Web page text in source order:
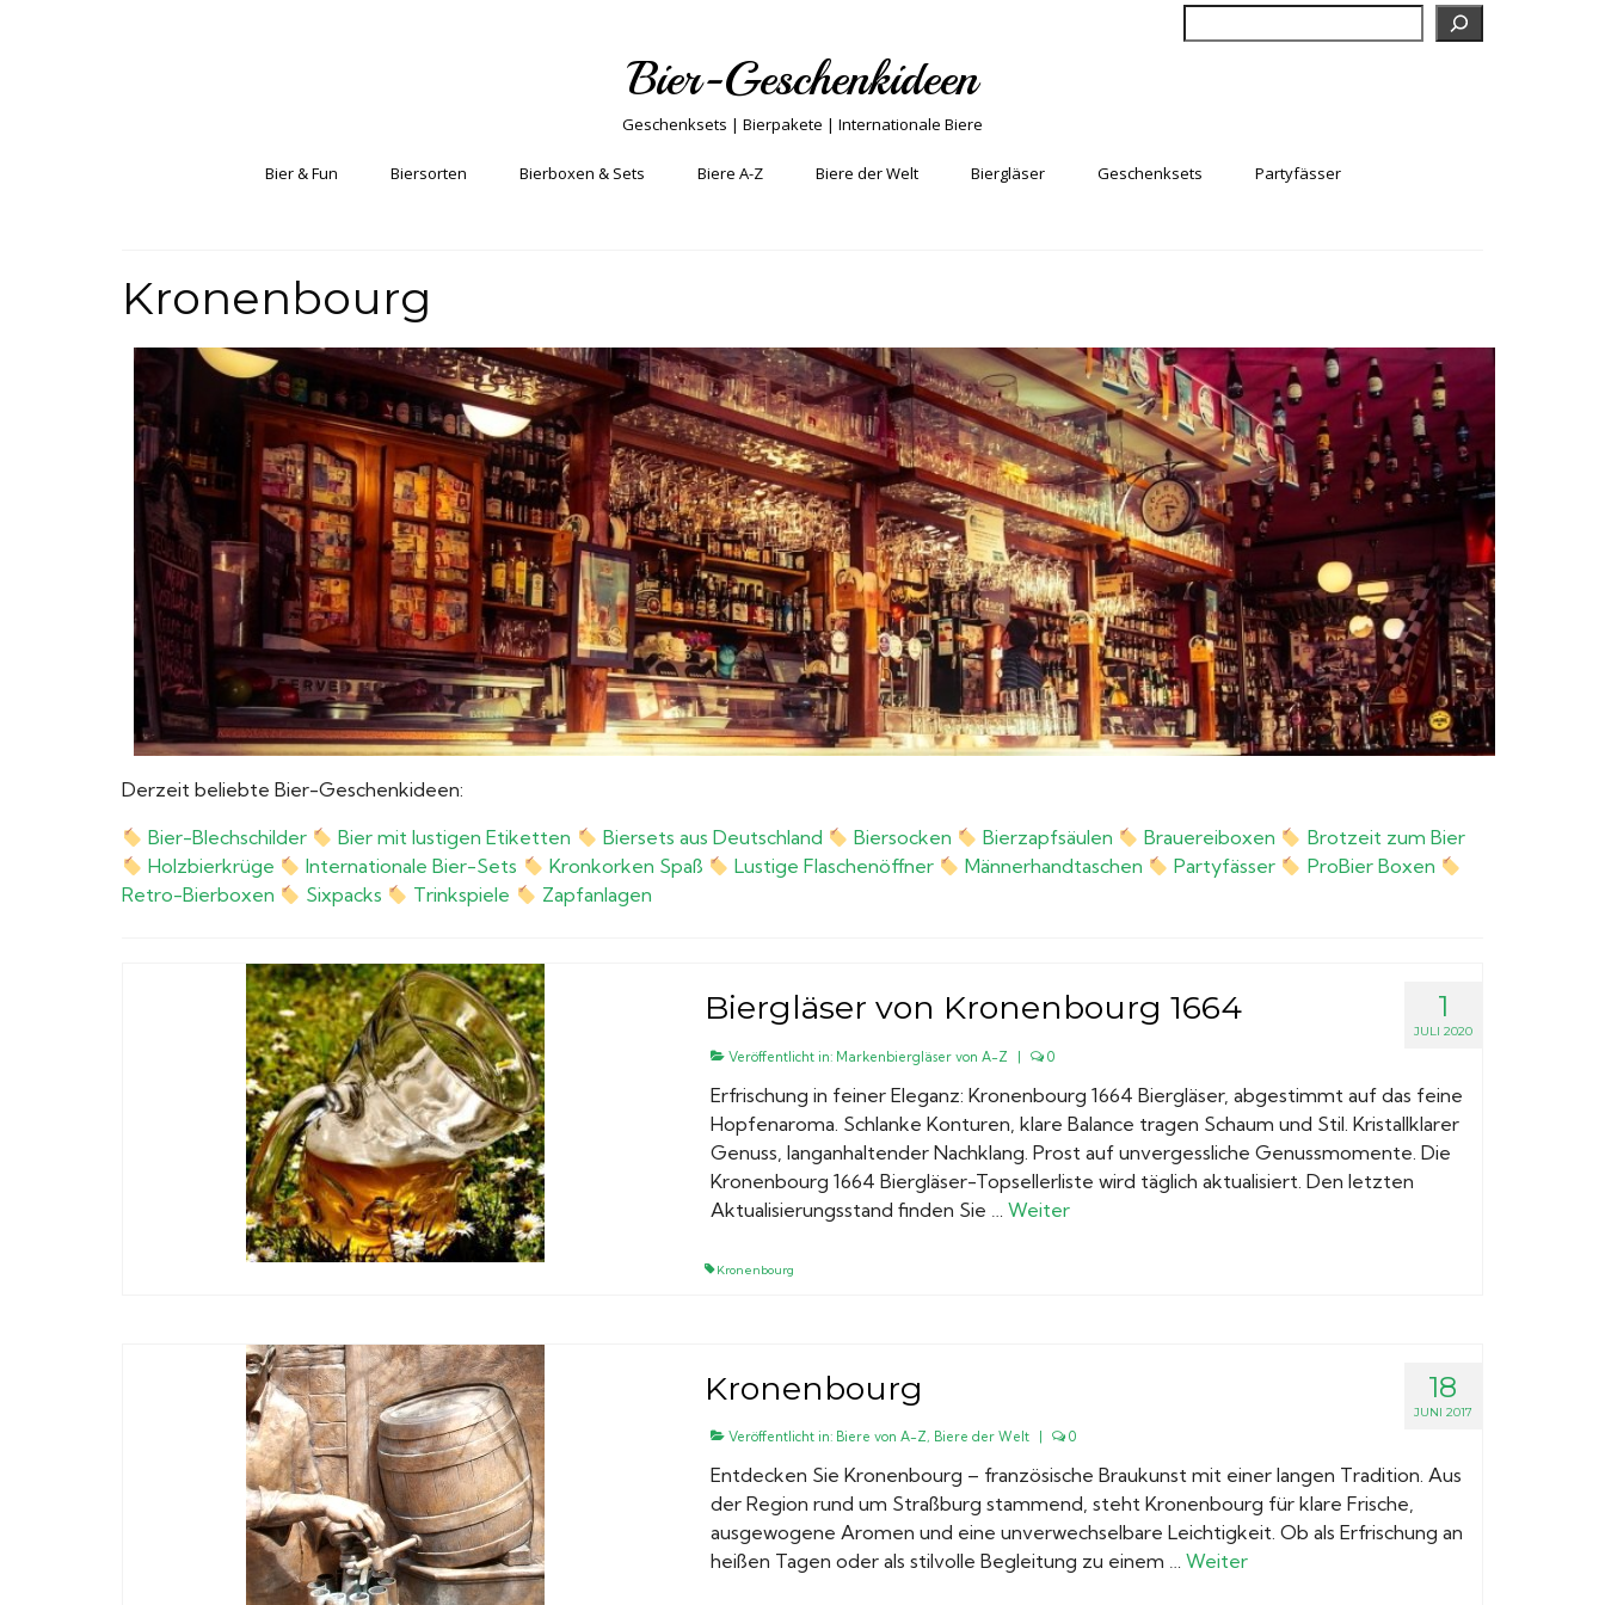
Bier-Geschenkideen
Geschenksets | Bierpakete | Internationale Biere
Bier & Fun Biersorten Bierboxen & Sets Biere A-Z Biere der Welt Biergläser Geschenksets Partyfässer
Kronenbourg
Derzeit beliebte Bier-Geschenkideen:
Bier-Blechschilder
Bier mit lustigen Etiketten Biersets aus Deutschland Biersocken Bierzapfsäulen Brauereiboxen
Brotzeit zum Bier
Holzbierkrüge
Internationale Bier-Sets Kronkorken Spaß Lustige Flaschenöffner Männerhandtaschen Partyfässer
ProBier Boxen
Retro-Bierboxen
Sixpacks Trinkspiele Zapfanlagen
1
JULI 2020
Biergläser von Kronenbourg 1664
Veröffentlicht in: Markenbiergläser von A-Z | 0
Erfrischung in feiner Eleganz: Kronenbourg 1664 Biergläser, abgestimmt auf das feine
Hopfenaroma. Schlanke Konturen, klare Balance tragen Schaum und Stil. Kristallklarer
Genuss, langanhaltender Nachklang. Prost auf unvergessliche Genussmomente. Die
Kronenbourg 1664 Biergläser-Topsellerliste wird täglich aktualisiert. Den letzten
Aktualisierungsstand finden Sie … Weiter
Kronenbourg
18
JUNI 2017
Kronenbourg
Veröffentlicht in: Biere von A-Z, Biere der Welt 0
Entdecken Sie Kronenbourg – französische Braukunst mit einer langen Tradition. Aus
der Region rund um Straßburg stammend, steht Kronenbourg für klare Frische,
ausgewogene Aromen und eine unverwechselbare Leichtigkeit. Ob als Erfrischung an
heißen Tagen oder als stilvolle Begleitung zu einem … Weiter